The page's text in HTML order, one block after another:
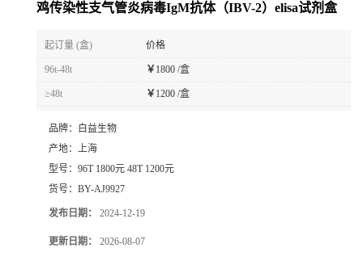
鸡传染性支气管炎病毒IgM抗体（IBV-2）elisa试剂盒
起订量 (盒) 价格
96t-48t ￥ 1800 /盒
≥48t ￥ 1200 /盒
品牌：
白益生物
产地： 上海
型号： 96T 1800元 48T 1200元
货号： BY-AJ9927
发布日期： 2024-12-19
更新日期： 2026-08-07